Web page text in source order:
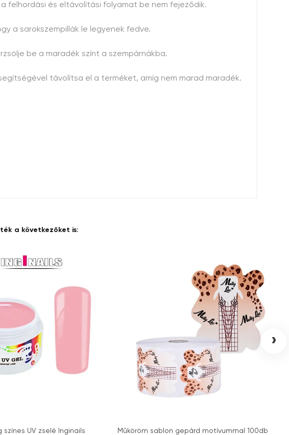
felhordási és eltávolítási folyamat be nem fejeződik.
a sarokszempillák le legyenek fedve.
be a maradék színt a szempárnákba.
távolítsa el a terméket, amíg nem marad maradék.
a következőket is:
színes UV zselé Inginails Műköröm sablon gepárd motívummal 100db
›